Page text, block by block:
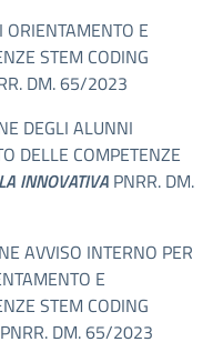
E
STEM CODING
DM. 65/2023
DEGLI ALUNNI
DELLE COMPETENZE
INNOVATIVA PNRR. DM.
AVVISO INTERNO PER
E
STEM CODING
PNRR. DM. 65/2023